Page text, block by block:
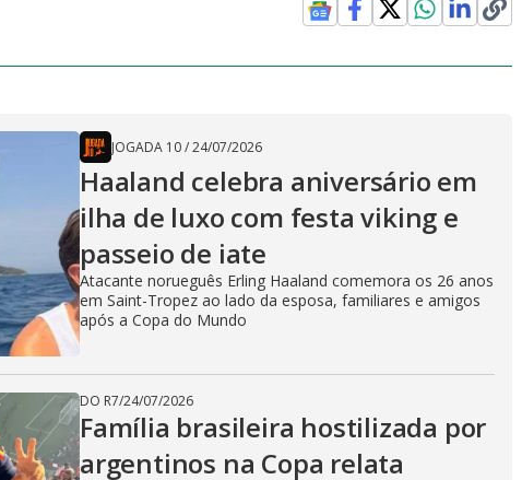
JOGADA 10/24/07/2026
Haaland celebra aniversário em
ilha de luxo com festa viking e
passeio de iate
Atacante norueguês Erling Haaland comemora os 26 anos
em Saint-Tropez ao lado da esposa, familiares e amigos
após a Copa do Mundo
DO R7/24/07/2026
Família brasileira hostilizada por
argentinos na Copa relata